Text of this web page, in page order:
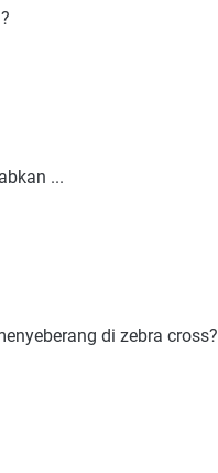
...
di zebra cross?